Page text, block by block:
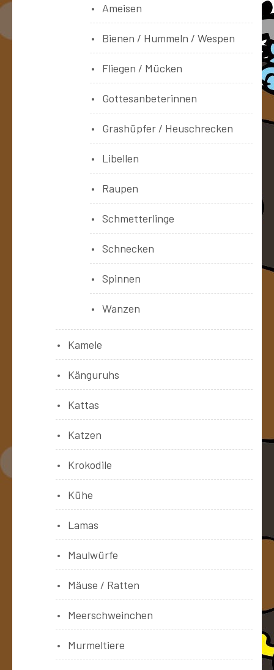
Ameisen
Bienen / Hummeln / Wespen
Fliegen / Mücken
Gottesanbeterinnen
Grashüpfer / Heuschrecken
Libellen
Raupen
Schmetterlinge
Schnecken
Spinnen
Wanzen
Kamele
Känguruhs
Kattas
Katzen
Krokodile
Kühe
Lamas
Maulwürfe
Mäuse / Ratten
Meerschweinchen
Murmeltiere